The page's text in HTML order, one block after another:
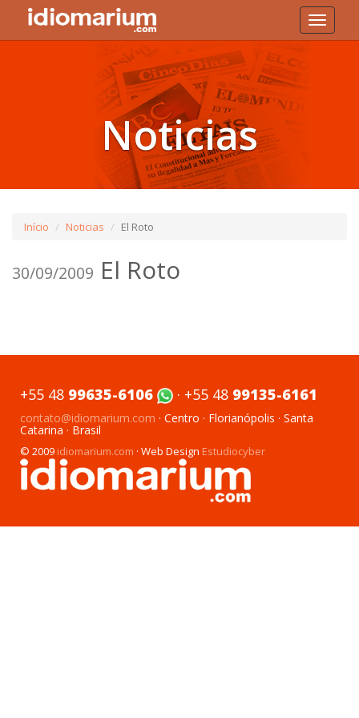
Toggle
Noticias
Início Noticias El Roto
30/09/2009 El Roto
+55 48 99635-6106 · +55 48 99135-6161
contato@idiomarium.com · Centro · Florianópolis · Santa
Catarina · Brasil
© 2009 idiomarium.com · Web Design Estudiocyber